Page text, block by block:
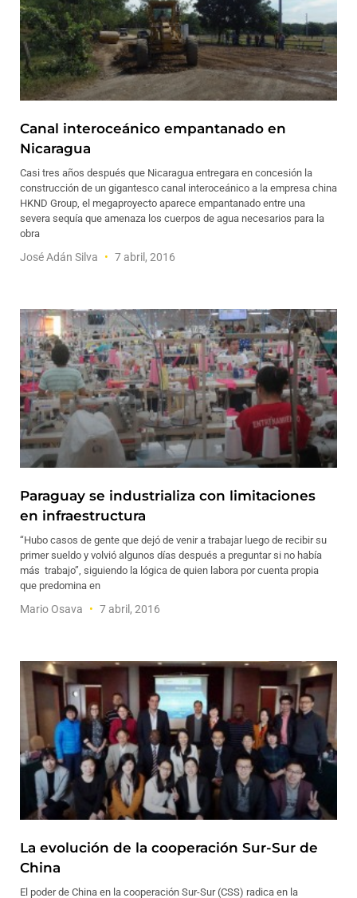
Canal interoceánico empantanado en
Nicaragua
Casi tres años después que Nicaragua entregara en concesión la
construcción de un gigantesco canal interoceánico a la empresa china
HKND Group, el megaproyecto aparece empantanado entre una
severa sequía que amenaza los cuerpos de agua necesarios para la
obra
José Adán Silva 7 abril, 2016
Paraguay se industrializa con limitaciones
en infraestructura
“Hubo casos de gente que dejó de venir a trabajar luego de recibir su
primer sueldo y volvió algunos días después a preguntar si no había
más trabajo”, siguiendo la lógica de quien labora por cuenta propia
que predomina en
Mario Osava 7 abril, 2016
La evolución de la cooperación Sur-Sur de
China
El poder de China en la cooperación Sur-Sur (CSS) radica en la